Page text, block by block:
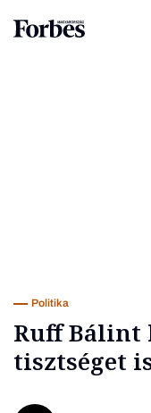
Politika
Ruff Bálint
tisztséget